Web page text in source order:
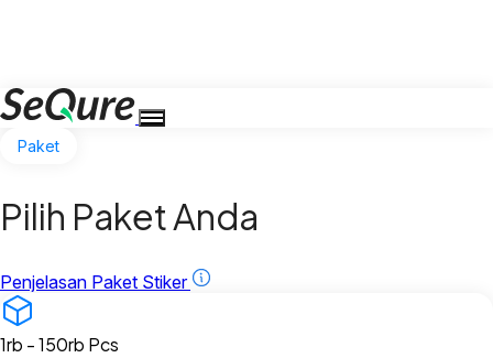
Paket
Pilih Paket Anda
Penjelasan Paket Stiker
1rb - 150rb Pcs